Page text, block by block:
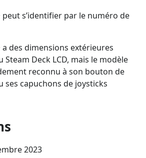
peut s’identifier par le numéro de
a des dimensions extérieures
Steam Deck LCD, mais le modèle
reconnu à son bouton de
ses capuchons de joysticks
2023